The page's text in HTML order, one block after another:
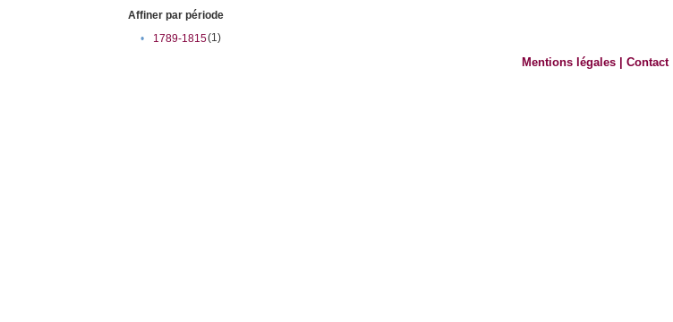
Affiner par période
•
1789-1815(1)
Mentions légales |Contact